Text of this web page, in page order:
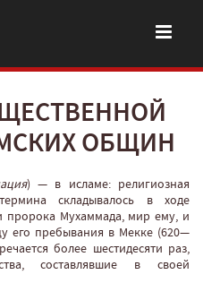
ОБЩИН
‎) — в исламе: религиозная
складывалось в ходе
пророка Мухаммада, мир ему, и
его пребывания в Мекке (620—
более шестидесяти раз,
составлявшие в своей